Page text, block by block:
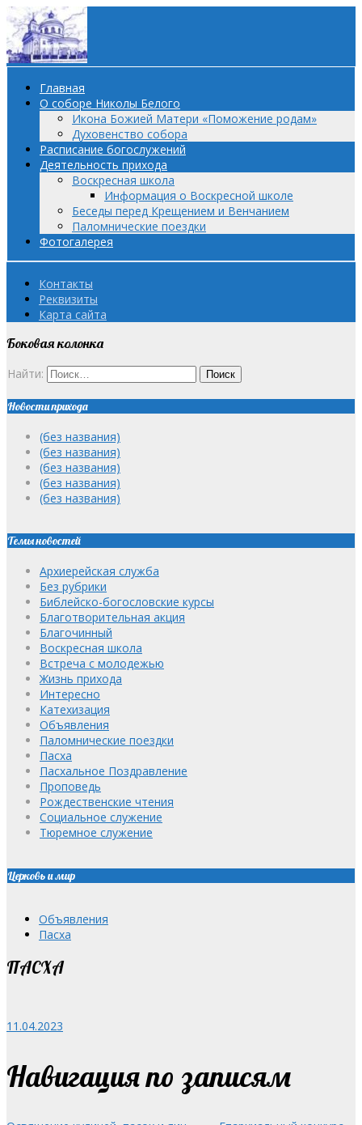
Главная
О соборе Николы Белого
Икона Божией Матери «Поможение родам»
Духовенство собора
Расписание богослужений
Деятельность прихода
Воскресная школа
Информация о Воскресной школе
Беседы перед Крещением и Венчанием
Паломнические поездки
Фотогалерея
Контакты
Реквизиты
Карта сайта
Боковая колонка
Найти:
Новости прихода
(без названия)
(без названия)
(без названия)
(без названия)
(без названия)
Темы новостей
Архиерейская служба
Без рубрики
Библейско-богословские курсы
Благотворительная акция
Благочинный
Воскресная школа
Встреча с молодежью
Жизнь прихода
Интересно
Катехизация
Объявления
Паломнические поездки
Пасха
Пасхальное Поздравление
Проповедь
Рождественские чтения
Социальное служение
Тюремное служение
Церковь и мир
Объявления
Пасха
ПАСХА
11.04.2023
Навигация по записям